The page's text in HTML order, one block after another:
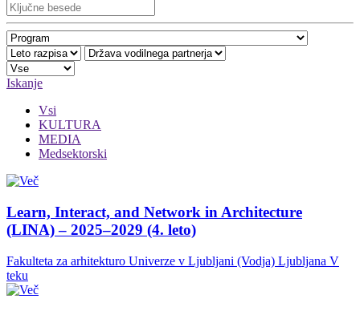
Iskanje
Vsi
KULTURA
MEDIA
Medsektorski
Learn, Interact, and Network in Architecture
(LINA) – 2025–2029 (4. leto)
Fakulteta za arhitekturo Univerze v Ljubljani (Vodja) Ljubljana V
teku